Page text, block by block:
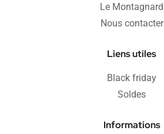
Le Montagnard
Nous contacter
Liens utiles
Black friday
Soldes
Informations